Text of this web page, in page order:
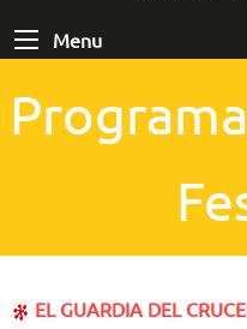
Menu
EL GUARDIA DEL